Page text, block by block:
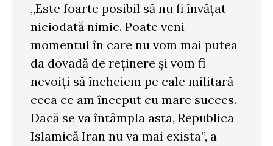
„Este foarte posibil să nu fi învățat
niciodată nimic. Poate veni
momentul în care nu vom mai putea
da dovadă de reținere și vom fi
nevoiți să încheiem pe cale militară
ceea ce am început cu mare succes.
Dacă se va întâmpla asta, Republica
Islamică Iran nu va mai exista”, a